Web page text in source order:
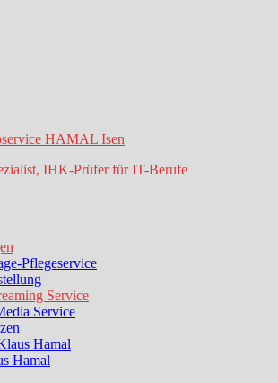
HAMAL Isen
IHK-Prüfer für IT-Berufe
Pflegeservice
Service
Service
Hamal
Hamal